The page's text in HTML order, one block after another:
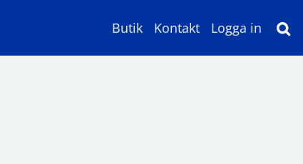
Butik Kontakt Logga in